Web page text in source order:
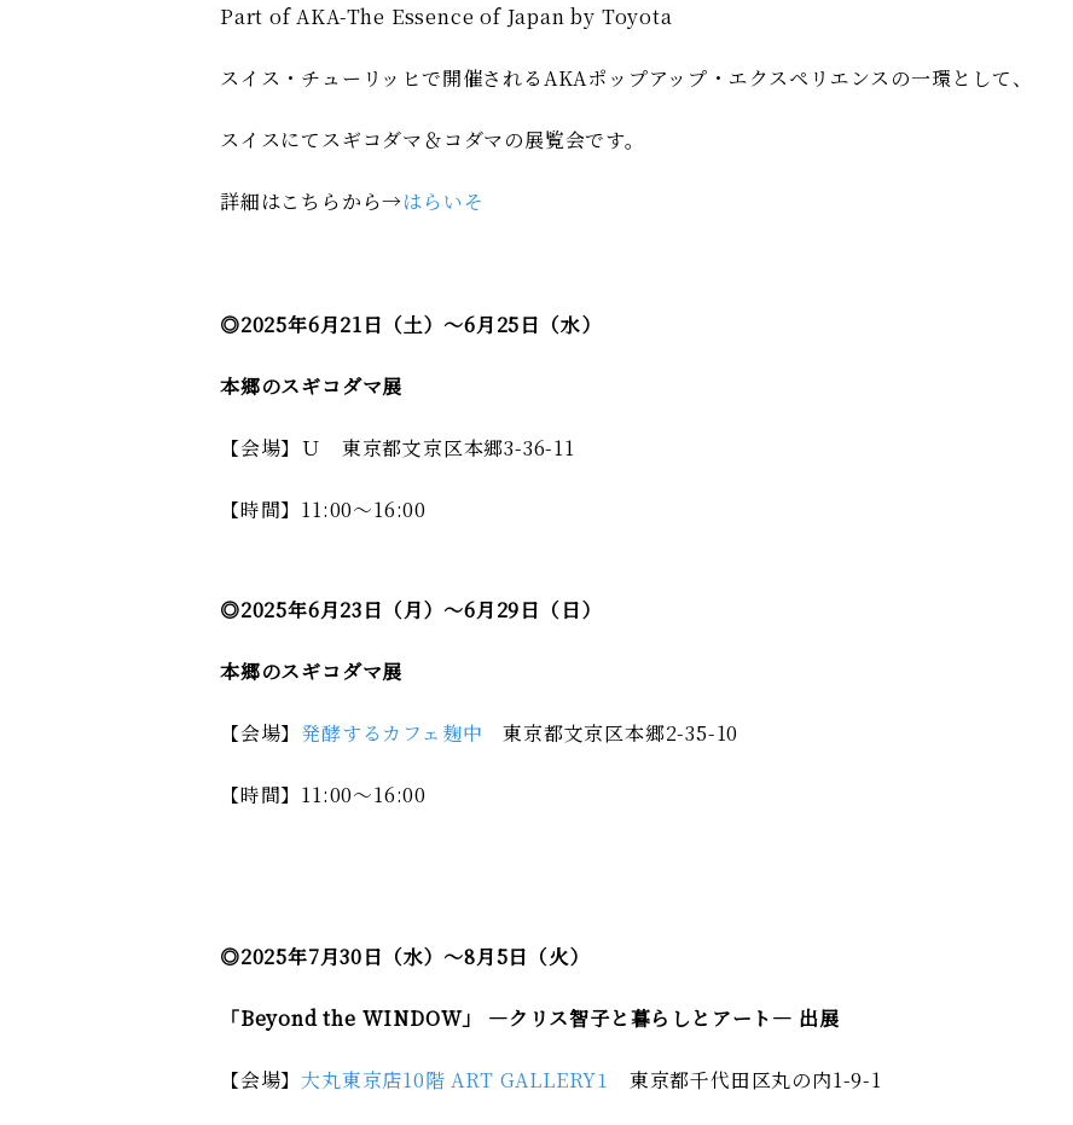
Part of AKA-The Essence of Japan by Toyota
スイス・チューリッヒで開催されるAKAポップアップ・エクスペリエンスの一環として、
スイスにてスギコダマ＆コダマの展覧会です。
詳細はこちらから→はらいそ
◎2025年6月21日（土）～6月25日（水）
本郷のスギコダマ展
【会場】Ｕ 東京都文京区本郷3-36-11
【時間】11:00～16:00
◎2025年6月23日（月）～6月29日（日）
本郷のスギコダマ展
【会場】 発酵するカフェ麹中 東京都文京区本郷2-35-10
【時間】11:00～16:00
◎2025年7月30日（水）～8月5日（火）
「Beyond the WINDOW」 ―クリス智子と暮らしとアート― 出展
【会場】大丸東京店10階 ART GALLERY1 東京都千代田区丸の内1-9-1